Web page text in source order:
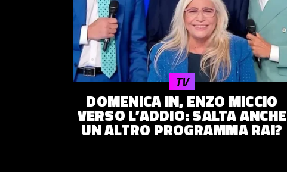
DOMENICA IN, ENZO MICCIO
VERSO L’ADDIO: SALTA ANCHE
UN ALTRO PROGRAMMA RAI?
TV